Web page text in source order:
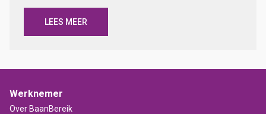
LEES MEER
Werknemer
Over BaanBereik